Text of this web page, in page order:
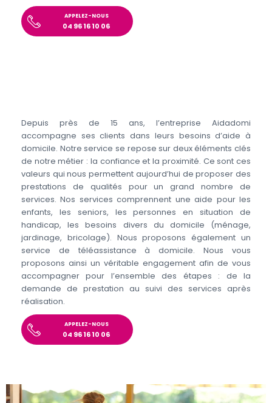
APPELEZ-NOUS
04 96 16 10 06
Depuis près de 15 ans, l’entreprise Aidadomi
accompagne ses clients dans leurs besoins d’aide à
domicile. Notre service se repose sur deux éléments clés
de notre métier : la confiance et la proximité. Ce sont ces
valeurs qui nous permettent aujourd’hui de proposer des
prestations de qualités pour un grand nombre de
services. Nos services comprennent une aide pour les
enfants, les seniors, les personnes en situation de
handicap, les besoins divers du domicile (ménage,
jardinage, bricolage). Nous proposons également un
service de téléassistance à domicile. Nous vous
proposons ainsi un véritable engagement afin de vous
accompagner pour l’ensemble des étapes : de la
demande de prestation au suivi des services après
réalisation.
APPELEZ-NOUS
04 96 16 10 06